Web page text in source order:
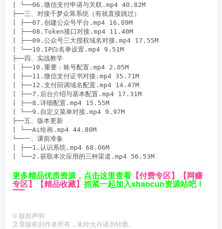
| └──06.微信支付申请与关联.mp4 40.82M
├──三、对接千梦众筹系统（有就直接跳过）
| ├──07.创建公众号平台.mp4 16.09M
| ├──08.Token接口对接.mp4 11.40M
| ├──09.公众号三大授权域名对接.mp4 17.55M
| └──10.IP白名单设置.mp4 9.51M
├──四、实战教学
| ├──10.重要：账号配置.mp4 2.05M
| ├──11.微信支付证书对接.mp4 35.71M
| ├──12.支付回调域名配置.mp4 14.47M
| ├──7.后台介绍与基本配置.mp4 17.31M
| ├──8.详细配置.mp4 15.55M
| └──9.自定义菜单对接.mp4 9.97M
├──五、版本更新
| └──Ai绘画.mp4 44.80M
└──一、课前准备
| ├──1.认识系统.mp4 68.06M
| └──2.获取本次应用的三种渠道.mp4 56.53M
更多精品优质资源，点击这里查看 【付费专区】 【网赚
专区】 【精品收藏】 抓紧一起加入shaocun资源站吧！
© 版权声明
文章版权归作者所有，未经允许请勿转载。